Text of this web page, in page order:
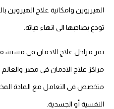
الهيريوين وامكانية علاج الهيروين
تودع بصاحبها الى انهاء حياته.
تمر مراحل علاج الادمان فى
مراكز علاج الادمان فى مصر
متخصص فى التعامل مع المادة
النفسية أو الجسدية.